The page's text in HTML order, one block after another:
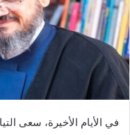
في الأيام الأخيرة، سعى